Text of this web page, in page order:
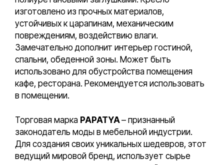
изготовлено из прочных материалов,
устойчивых к царапинам, механическим
повреждениям, воздействию влаги.
Замечательно дополнит интерьер гостиной,
спальни, обеденной зоны. Может быть
использовано для обустройства помещения
кафе, ресторана. Рекомендуется использовать
в помещении.
Торговая марка PAPATYA– признанный
законодатель моды в мебельной индустрии.
Для создания своих уникальных шедевров, этот
ведущий мировой бренд, использует сырье